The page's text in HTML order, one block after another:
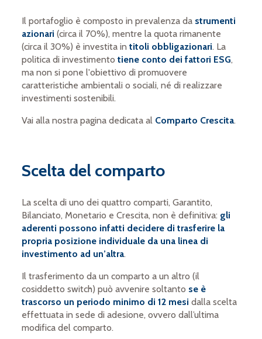
Il portafoglio è composto in prevalenza da strumenti
azionari(circa il 70%), mentre la quota rimanente
(circa il 30%) è investita in titoli obbligazionari. La
politica di investimento tiene conto dei fattori ESG,
ma non si pone l'obiettivo di promuovere
caratteristiche ambientali o sociali, né di realizzare
investimenti sostenibili.
Vai alla nostra pagina dedicata al Comparto Crescita.
Scelta del comparto
La scelta di uno dei quattro comparti, Garantito,
Bilanciato, Monetario e Crescita, non è definitiva: gli
aderenti possono infatti decidere di trasferire la
propria posizione individuale da una linea di
investimento ad un’altra.
Il trasferimento da un comparto a un altro (il
cosiddetto switch) può avvenire soltanto se è
trascorso un periodo minimo di 12 mesidalla scelta
effettuata in sede di adesione, ovvero dall’ultima
modifica del comparto.